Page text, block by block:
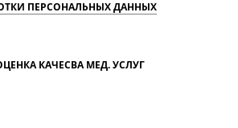
ПЕРСОНАЛЬНЫХ ДАННЫХ